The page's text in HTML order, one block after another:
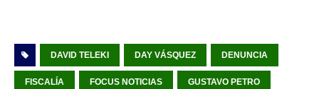
DAVID TELEKI DAY VÁSQUEZ DENUNCIA
FISCALÍA FOCUS NOTICIAS GUSTAVO PETRO